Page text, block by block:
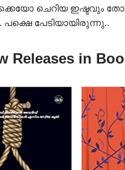
ചെറിയ ഇഷ്ടവും
പക്ഷെ പേടിയായിരുന്നു..
Releases in